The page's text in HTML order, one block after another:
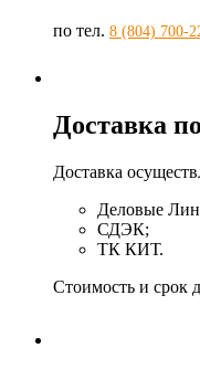
по тел. 8 (804) 700-
Доставка
Доставка
Деловые
СДЭК;
ТК КИТ.
Стоимость и срок